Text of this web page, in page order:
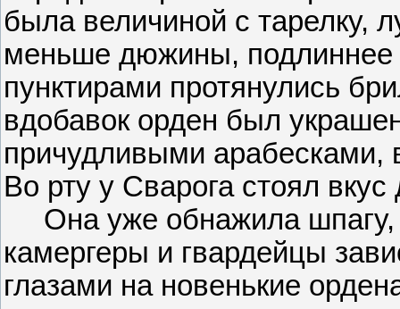
была величиной с тарелку,
меньше дюжины,
пунктирами протянулись
вдобавок орден был
причудливыми
Во рту у Сварога стоял
Она уже обнажила шпагу,
камергеры и гвардейцы
глазами на новенькие